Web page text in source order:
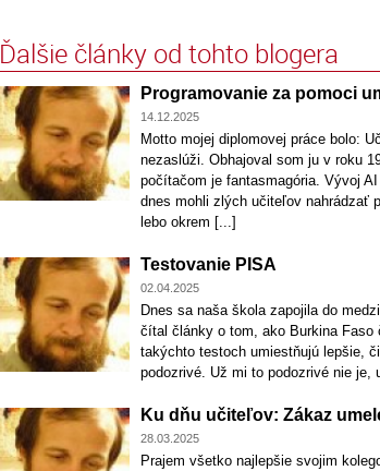
Ďalšie články od tohto blogera
Programovanie za pomoci
14.12.2025
Motto mojej diplomovej práce bolo:
nezaslúži. Obhajoval som ju v roku
počítačom je fantasmagória. Vývoj
dnes mohli zlých učiteľov nahrádzať
lebo okrem [...]
Testovanie PISA
02.04.2025
Dnes sa naša škola zapojila do
čítal články o tom, ako Burkina Faso
takýchto testoch umiestňujú lepšie,
podozrivé. Už mi to podozrivé nie
Ku dňu učiteľov: Zákaz
28.03.2025
Prajem všetko najlepšie svojim